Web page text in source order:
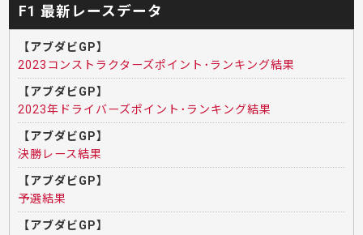
F1 最新レースデータ
【アブダビGP】
2023コンストラクターズポイント･ランキング結果
【アブダビGP】
2023年ドライバーズポイント･ランキング結果
【アブダビGP】
決勝レース結果
【アブダビGP】
予選結果
【アブダビGP】